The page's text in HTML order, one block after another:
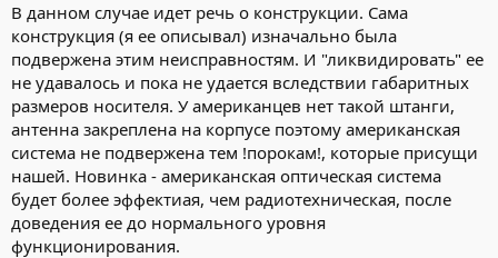
В данном случае идет речь о конструкции. Сама
конструкция (я ее описывал) изначально была
подвержена этим неисправностям. И "ликвидировать" ее
не удавалось и пока не удается вследствии габаритных
размеров носителя. У американцев нет такой штанги,
антенна закреплена на корпусе поэтому американская
система не подвержена тем !порокам!, которые присущи
нашей. Новинка - американская оптическая система
будет более эффектиая, чем радиотехническая, после
доведения ее до нормального уровня
функционирования.